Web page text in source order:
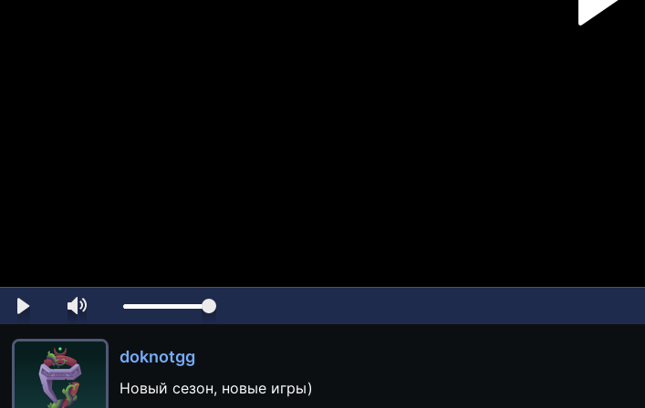
doknotgg
Новый сезон, новые игры)